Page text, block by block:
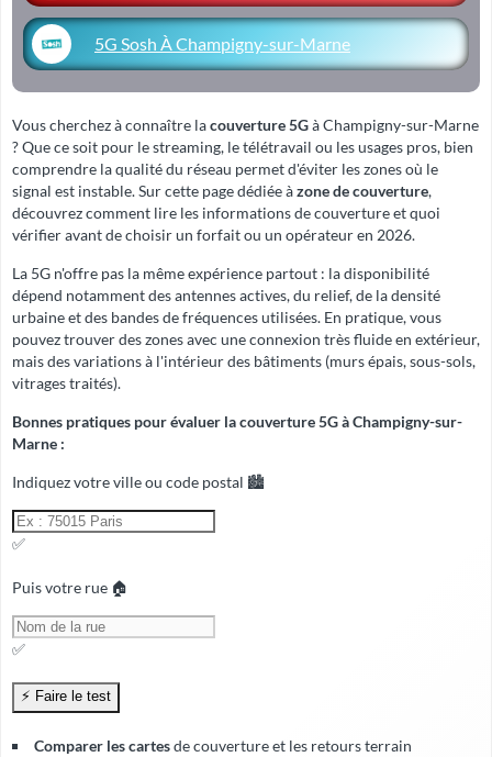
5G Sosh À Champigny-sur-Marne
Vous cherchez à connaître lacouverture 5Gà Champigny-sur-Marne
? Que ce soit pour le streaming, le télétravail ou les usages pros, bien
comprendre la qualité du réseau permet d'éviter les zones où le
signal est instable. Sur cette page dédiée àzone de couverture,
découvrez comment lire les informations de couverture et quoi
vérifier avant de choisir un forfait ou un opérateur en 2026.
La 5G n'offre pas la même expérience partout : la disponibilité
dépend notamment des antennes actives, du relief, de la densité
urbaine et des bandes de fréquences utilisées. En pratique, vous
pouvez trouver des zones avec une connexion très fluide en extérieur,
mais des variations à l'intérieur des bâtiments (murs épais, sous-sols,
vitrages traités).
Bonnes pratiques pour évaluer la couverture 5G à Champigny-sur-
Marne :
Indiquez votre ville ou code postal 🏙️
✅
Puis votre rue 🏠
✅
Comparer les cartesde couverture et les retours terrain